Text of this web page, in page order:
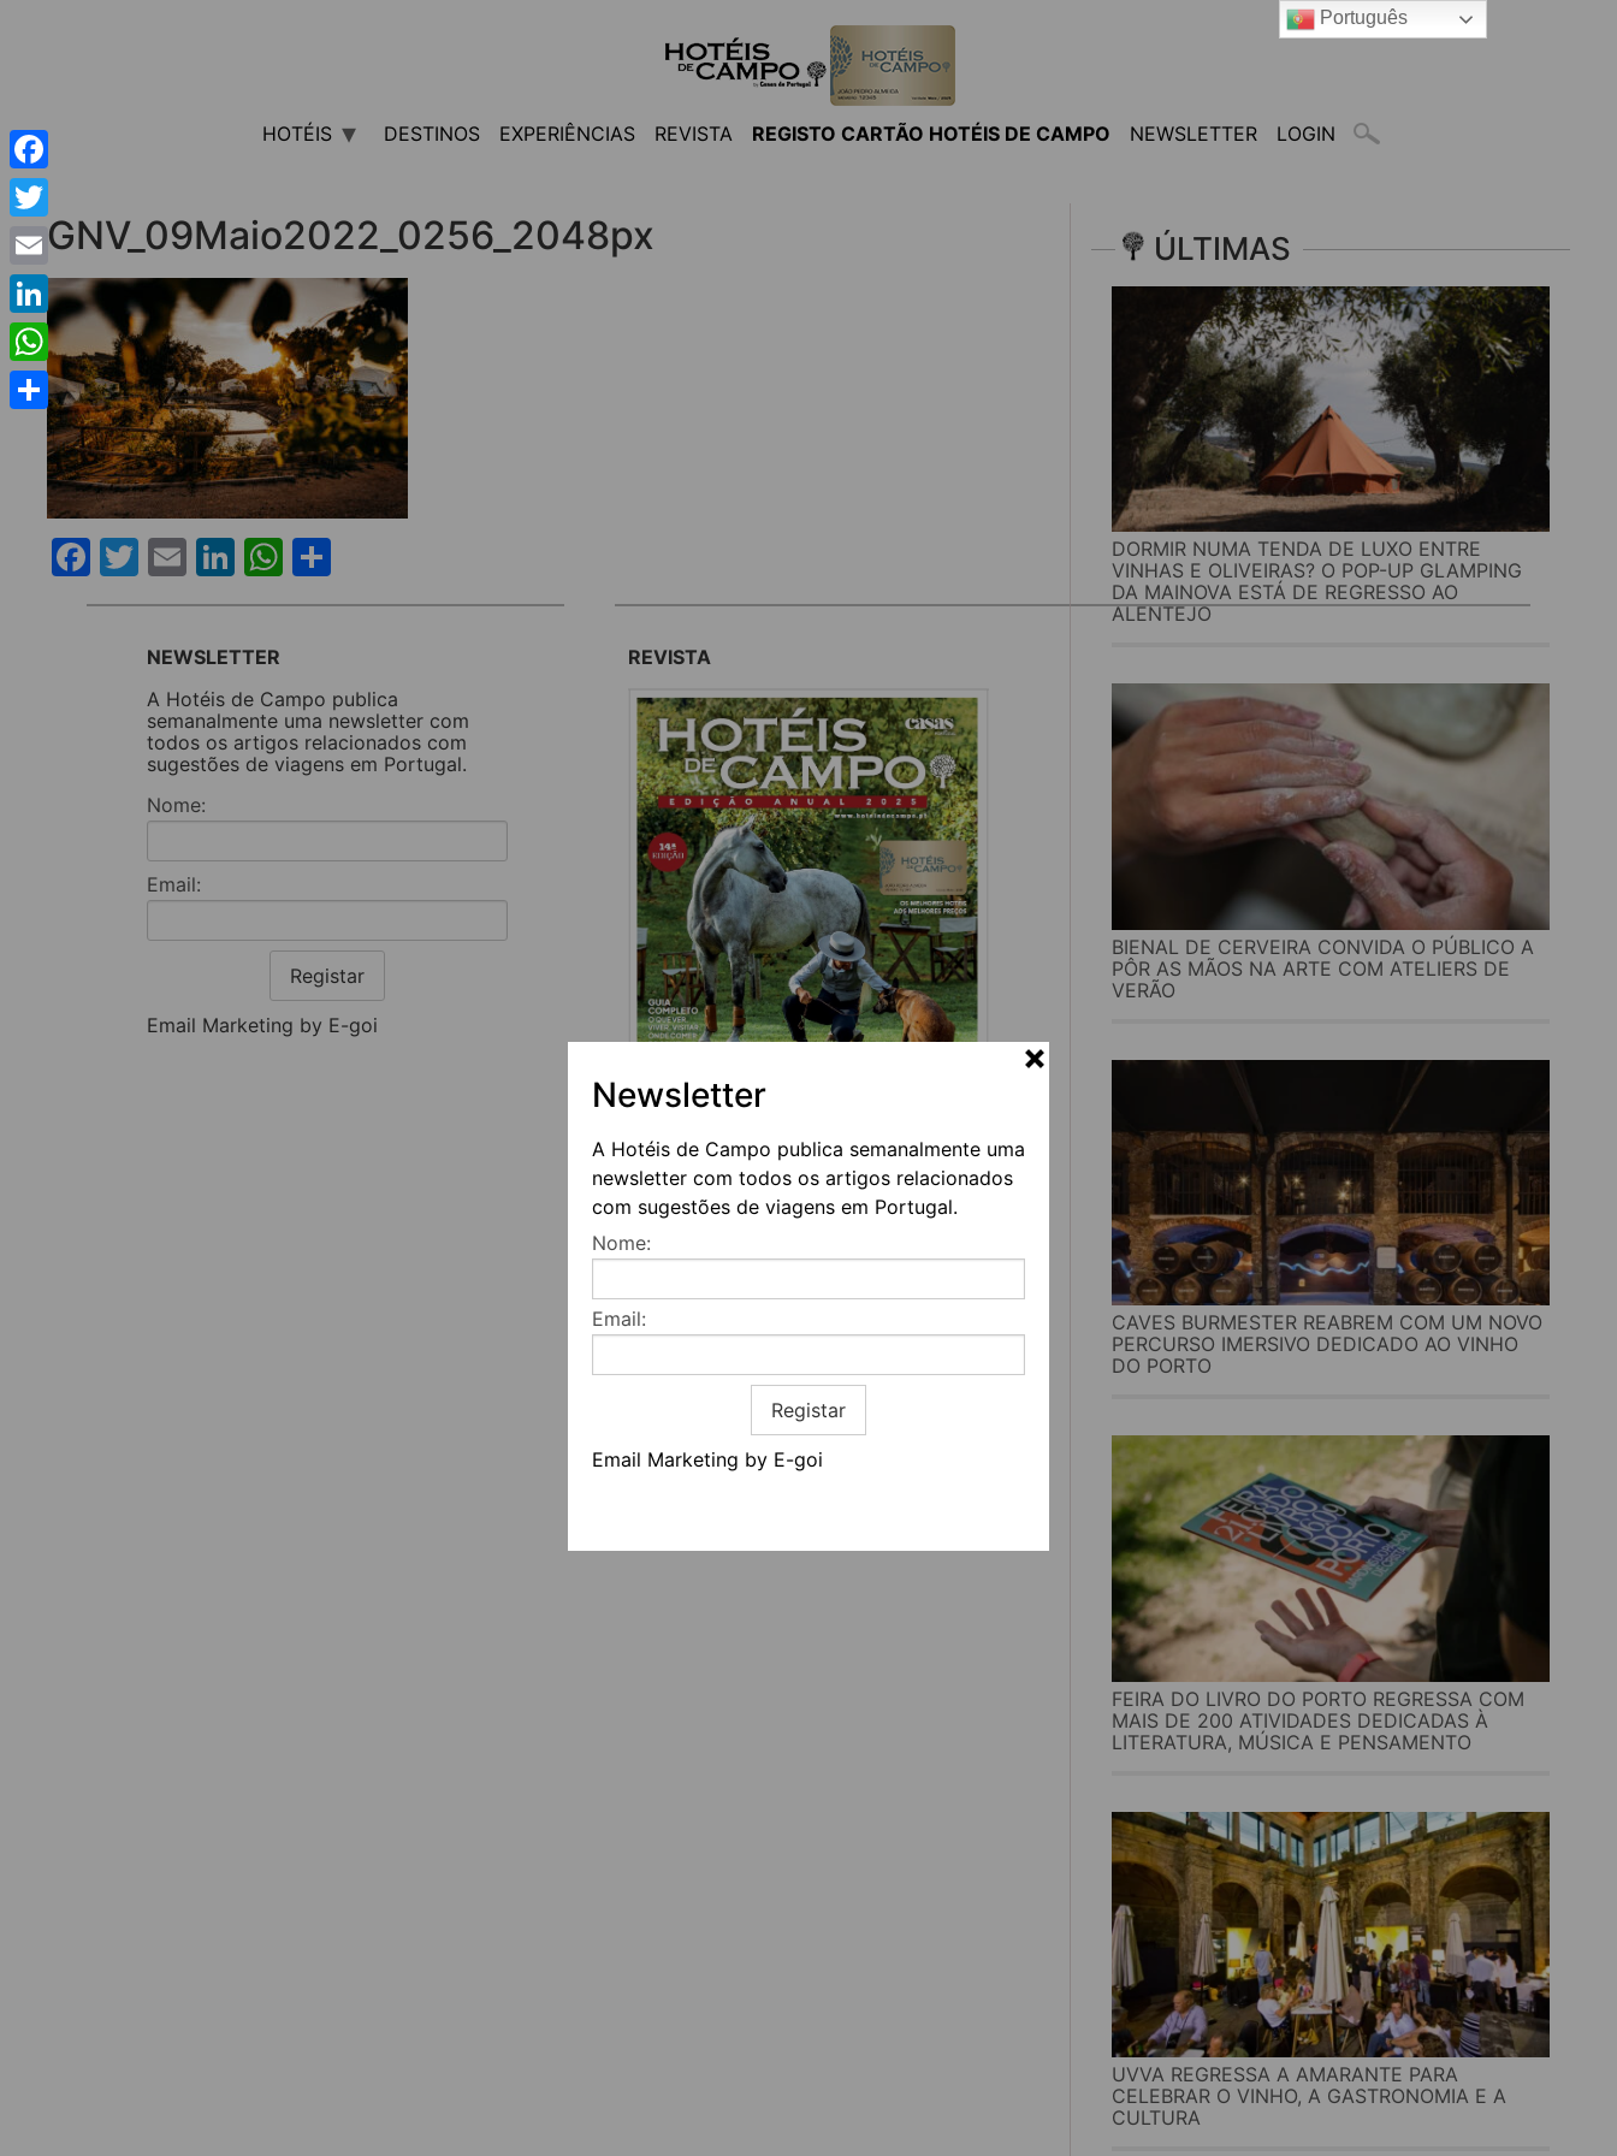
Newsletter
A Hotéis de Campo publica semanalmente uma
newsletter com todos os artigos relacionados
com sugestões de viagens em Portugal.
Nome:
Email:
Registar
Email Marketing by E-goi
HOTÉIS DESTINOS EXPERIÊNCIAS REVISTA REGISTO CARTÃO HOTÉIS DE CAMPO NEWSLETTER LOGIN
GNV_09Maio2022_0256_2048px
Facebook
Twitter
EmailLinkedIn
WhatsApp
ÚLTIMAS
DORMIR NUMA TENDA DE LUXO ENTRE
VINHAS E OLIVEIRAS? O POP-UP GLAMPING
DA MAINOVA ESTÁ DE REGRESSO AO
ALENTEJO
BIENAL DE CERVEIRA CONVIDA O PÚBLICO A
PÔR AS MÃOS NA ARTE COM ATELIERS DE
VERÃO
CAVES BURMESTER REABREM COM UM NOVO
PERCURSO IMERSIVO DEDICADO AO VINHO
DO PORTO
FEIRA DO LIVRO DO PORTO REGRESSA COM
MAIS DE 200 ATIVIDADES DEDICADAS À
LITERATURA, MÚSICA E PENSAMENTO
UVVA REGRESSA A AMARANTE PARA
CELEBRAR O VINHO, A GASTRONOMIA E A
CULTURA
NEWSLETTER
A Hotéis de Campo publica
semanalmente uma newsletter com
todos os artigos relacionados com
sugestões de viagens em Portugal.
Nome:
Email:
Registar
Email Marketing by E-goi
REVISTA
REDES SOCIAIS
Quem somos
Termos e condições
Informação geral
Facebook
Twitter
Email
LinkedIn
WhatsApp
Share
Português